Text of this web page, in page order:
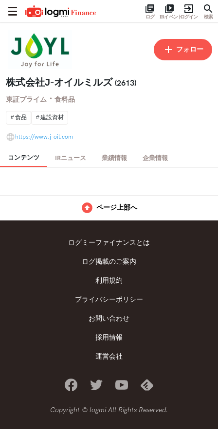
ログ IRイベントログイン 検索
フォロー
株式会社J-オイルミルズ (2613)
東証プライム ・ 食料品
食品 建設資材
https://www.j-oil.com
コンテンツ IRニュース 業績情報 企業情報
ページ上部へ
ログミーファイナンスとは
ログ掲載のご案内
利用規約
プライバシーポリシー
お問い合わせ
採用情報
運営会社
Copyright © logmi All Rights Reserved.